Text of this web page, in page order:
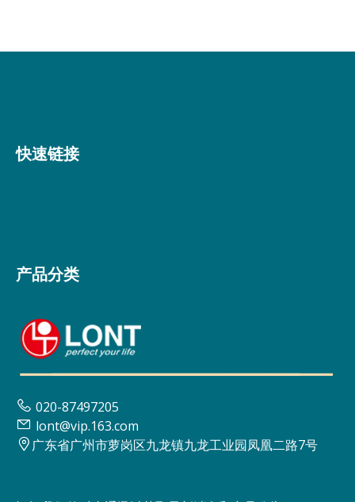
快速链接
产品分类
 020-87497205
 lont@vip.163.com
广东省广州市萝岗区九龙镇九龙工业园凤凰二路7号